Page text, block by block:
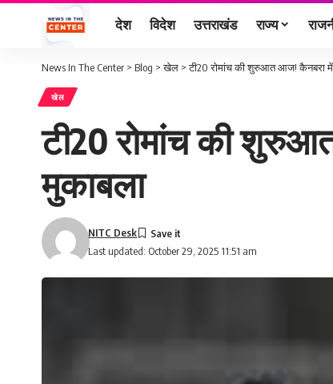
देश विदेश उत्तराखंड राज्य
News In The Center > Blog >खेल >टी20 रोमांच की शुरुआत आज! कैनबरा में
खेल
टी20 रोमांच की
मुकाबला
Last updated: October 29, 2025 11:51 am
NITC Desk